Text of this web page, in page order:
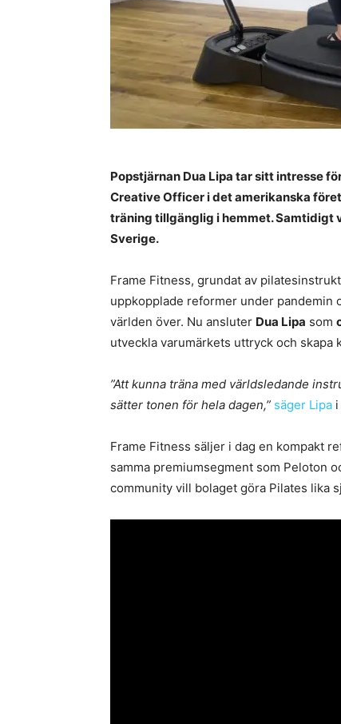
Popstjärnan Dua Lipa tar sitt intresse
Creative Officer i det amerikanska
träning tillgänglig i hemmet. Samtidigt
Sverige.
Frame Fitness, grundat av
uppkopplade reformer under pandemin
världen över. Nu ansluter Dua Lipa som
utveckla varumärkets uttryck och skapa
”Att kunna träna med världsledande
sätter tonen för hela dagen,” säger Lipa
Frame Fitness säljer i dag en kompakt
samma premiumsegment som Peloton
community vill bolaget göra Pilates lika